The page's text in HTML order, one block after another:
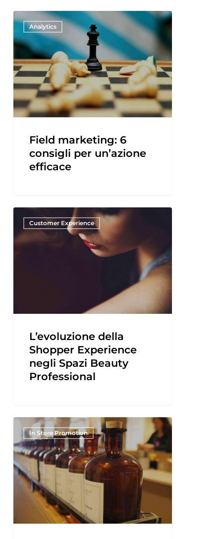
Analytics
Field marketing: 6
consigli per un’azione
efficace
Customer Experience
L’evoluzione della
Shopper Experience
negli Spazi Beauty
Professional
In Store Promotion